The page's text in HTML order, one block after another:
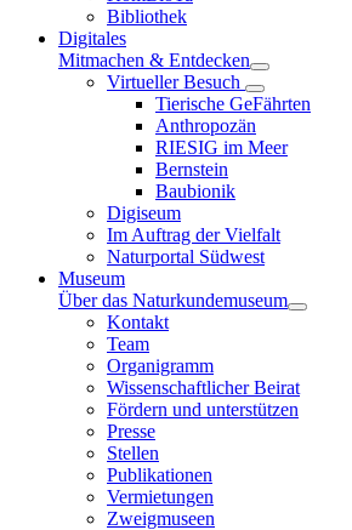
Bibliothek
Digitales
Mitmachen & Entdecken
Virtueller Besuch
Tierische GeFährten
Anthropozän
RIESIG im Meer
Bernstein
Baubionik
Digiseum
Im Auftrag der Vielfalt
Naturportal Südwest
Museum
Über das Naturkundemuseum
Kontakt
Team
Organigramm
Wissenschaftlicher Beirat
Fördern und unterstützen
Presse
Stellen
Publikationen
Vermietungen
Zweigmuseen